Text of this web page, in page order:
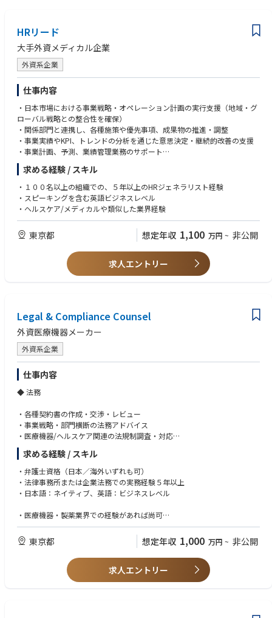
t all times
備）を進め、継続的なプロセスの効率化、最適化を推進する。
2. データガバナンスとオペレーショナル・エクセレンス
マスターデータの品質担保: SAP、CRM等の複数システムにおけるマスタ
ーデータのクオリティ基準と管理体制を策定・維持する。特に、これまで
国内になかった「Contract data（契約データ）」マスターの導入を牽引
し、その運用プロセスを確立する。 常に精度の高いマスターデータのみが
End to Endのプロセスにて流通する仕組みを作ることで、データ起因によ
る請求エラーや物流トラブルを未然に防ぐ。
ポリシー・プロセスの新規策定: Material masterやCustomer masterのメン
テナンスを適切に行うための、新しいポリシーや業務プロセスの設計・構
築をリードする。
プロセスの最適化（内部統制・コンプライアンス対応）: 値引計算や請求
等の処理において内部統制を遵守し、不正や誤謬のない堅牢なオペレーシ
ョンフローを維持・改善する。
システム障害・イレギュラー対応の指揮: 各業務システム間のデータ連携
エラー発生時における、根本原因の特定と迅速なリカバリー策の決定（保
守ベンダーマネジメントも含む）を行う。
3. 戦略的プロジェクトの推進とステークホルダーマネジメント
スターデータの最適化（クレンジング含む）を通して各種社内システムの
運用を確かなものにする。また、EDIとSAPを中継する社内システムをSAP
ェーン）などのシニアリーダーやカウンターパートへ積極的に働きかけ、
緊密に連携することで最適化をリードする。
グローバルとの連携: グローバルのデータガバナンスポリシーや基幹シス
テムの要求事項を理解し、日本のビジネスや法的背景由来のマネジメント
プロセスの説明責任とデータの正確性に関する結果責任を果たし、グロー
バルポリシーに則りかつ国内オペレーションにフィットするプロセスをオ
ーナーシップをもって実施する。
リューション）および業界特有の値引（仕切、リベート等）の慣行に関す
る深い知識。
チェンジマネジメント経験: 業務プロセスの自動化（RPA導入など）、シス
テム刷新、または組織変更のチェンジマネジメントをリードした経験。
【求める人物像】
リーダーシップと対人影響力: 複雑な利害関係が絡むデータ管理におい
て、論理的かつ粘り強く他部門と交渉し、合意を形成できる方。
高い倫理観と責任感: 財務およびコンプライアンスに直結するデータを扱
うため、妥協のない正確性とガバナンス意識を持てる方。
変革へのマインドセット: 現状の「マニュアル処理」を維持するだけでな
く、最新のデジタルツールやAIを駆使し新しい観点で変革をリードできる
方。
ビジネス洞察力と問題解決力: 変化が早いビジネス環境にて、ステークホ
ルダーの多い複雑な問題の本質を素早く理解し、チームのアクションに変
換できる洞察力と応用力を発揮できる方。
HRリード
大手外資メディカル企業
外資系企業
仕事内容
・日本市場における事業戦略・オペレーション計画の実行支援（地域・グ
ローバル戦略との整合性を確保）
・関係部門と連携し、各種施策や優先事項、成果物の推進・調整
・事業実績やKPI、トレンドの分析を通じた意思決定・継続的改善の支援
・事業計画、予測、業績管理業務のサポート
・ガバナンス、コンプライアンス、内部統制要件の遵守推進
・組織変革、業務プロセス改善、業務効率化施策の支援
・経営層や主要ステークホルダー向けのレポート・資料作成およびインサ
イト提供
求める経験 / スキル
・１００名以上の組織での、５年以上のHRジェネラリスト経験
・スピーキングを含む英語ビジネスレベル
・ヘルスケア/メディカルや類似した業界経験
東京都 想定年収 1,100 万円 ~ 非公開
求人エントリー
Legal & Compliance Counsel
外資医療機器メーカー
外資系企業
仕事内容
◆ 法務
・各種契約書の作成・交渉・レビュー
・事業戦略・部門横断の法務アドバイス
・医療機器/ヘルスケア関連の法規制調査・対応
・外部弁護士との連携、契約ワークフロー改善
・全社の法務相談、知財保護
◆ コンプライアンス
・社内調査のサポート、HCP対応の監査
・第三者DD、リスク評価・モニタリング
・コンプライアンス委員会・懲戒委員会対応
求める経験 / スキル
・弁護士資格（日本／海外いずれも可）
・法律事務所または企業法務での実務経験５年以上
・日本語：ネイティブ、英語：ビジネスレベル
・医療機器・製薬業界での経験があれば尚可
・高いコミュニケーション力・調整力
・倫理観が高く、ビジネスに主体的に関われる方
東京都 想定年収 1,000 万円 ~ 非公開
求人エントリー